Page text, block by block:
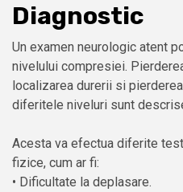
Diagnostic
Un examen neurologic atent
nivelului compresiei.
localizarea durerii si
diferitele niveluri sunt
Acesta va efectua diferite
fizice, cum ar fi:
• Dificultate la deplasare.